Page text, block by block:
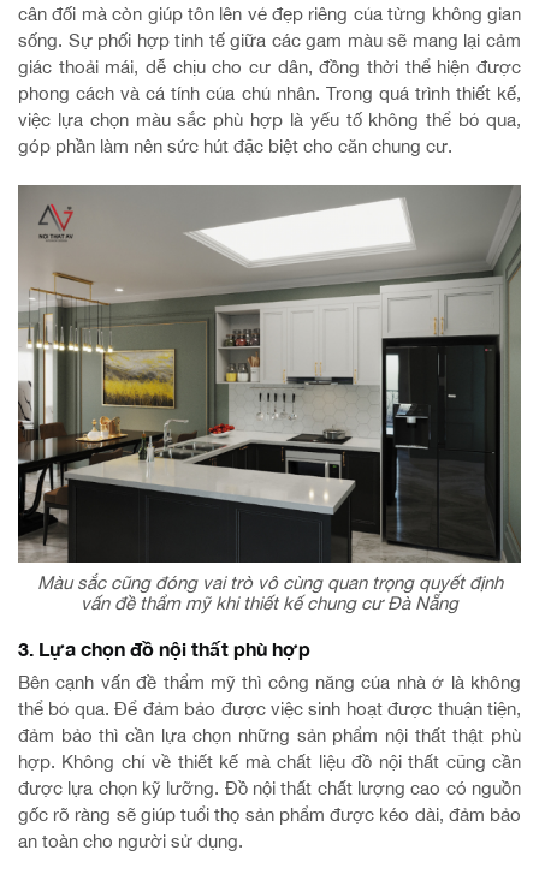
cân đối mà còn giúp tôn lên vẻ đẹp riêng của từng không gian
sống. Sự phối hợp tinh tế giữa các gam màu sẽ mang lại cảm
giác thoải mái, dễ chịu cho cư dân, đồng thời thể hiện được
phong cách và cá tính của chủ nhân. Trong quá trình thiết kế,
việc lựa chọn màu sắc phù hợp là yếu tố không thể bỏ qua,
góp phần làm nên sức hút đặc biệt cho căn chung cư.
Màu sắc cũng đóng vai trò vô cùng quan trọng quyết định
vấn đề thẩm mỹ khi thiết kế chung cư Đà Nẵng
3. Lựa chọn đồ nội thất phù hợp
Bên cạnh vấn đề thẩm mỹ thì công năng của nhà ở là không
thể bỏ qua. Để đảm bảo được việc sinh hoạt được thuận tiện,
đảm bảo thì cần lựa chọn những sản phẩm nội thất thật phù
hợp. Không chỉ về thiết kế mà chất liệu đồ nội thất cũng cần
được lựa chọn kỹ lưỡng. Đồ nội thất chất lượng cao có nguồn
gốc rõ ràng sẽ giúp tuổi thọ sản phẩm được kéo dài, đảm bảo
an toàn cho người sử dụng.